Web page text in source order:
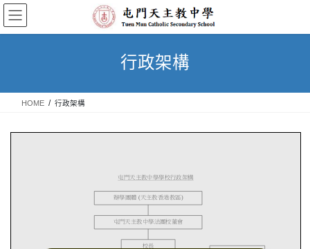
Skip
the
Skip
the
行政架構
HOME 行政架構